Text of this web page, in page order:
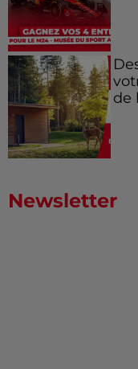
de
Newsletter